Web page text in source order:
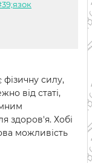
фізичну силу,
від статі,
здоров'я. Хобі
можливість